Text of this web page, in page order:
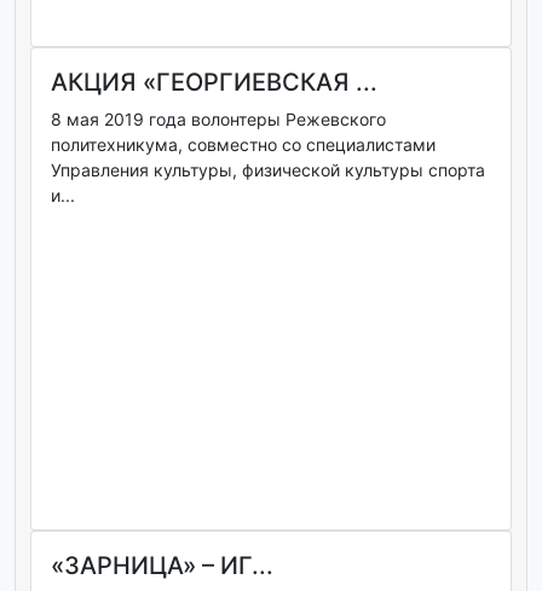
АКЦИЯ «ГЕОРГИЕВСКАЯ ...
8 мая 2019 года волонтеры Режевского
политехникума, совместно со специалистами
Управления культуры, физической культуры спорта
и...
«ЗАРНИЦА» – ИГ...